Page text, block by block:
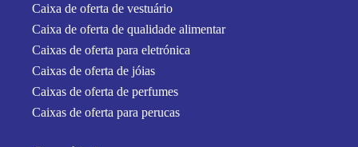
Caixa de oferta de vestuário
Caixa de oferta de qualidade alimentar
Caixas de oferta para eletrónica
Caixas de oferta de jóias
Caixas de oferta de perfumes
Caixas de oferta para perucas